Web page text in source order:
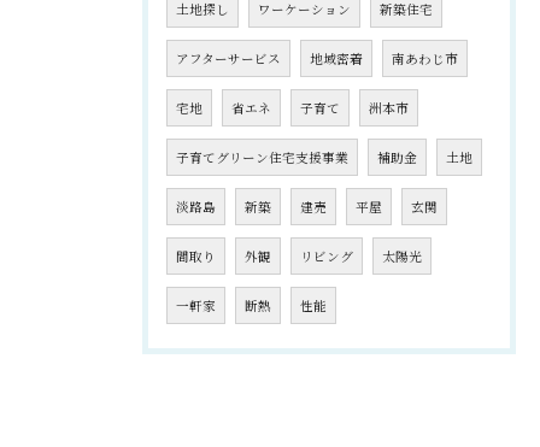
土地探し ワーケーション 新築住宅
アフターサービス 地域密着 南あわじ市
宅地 省エネ 子育て 洲本市
子育てグリーン住宅支援事業 補助金 土地
淡路島 新築 建売 平屋 玄関
間取り 外観 リビング 太陽光
一軒家 断熱 性能